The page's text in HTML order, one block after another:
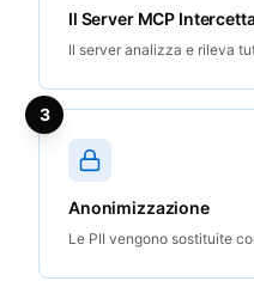
Il Server MCP
Il server analizza e rileva
3
Anonimizzazione
Le PII vengono sostituite